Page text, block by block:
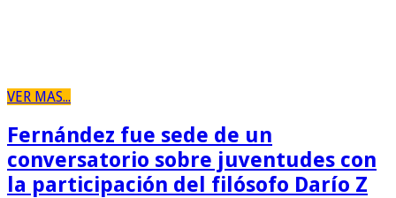
VER MAS...
Fernández fue sede de un
conversatorio sobre juventudes con
la participación del filósofo Darío Z